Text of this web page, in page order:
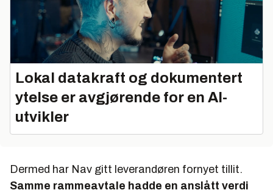
Lokal datakraft og dokumentert
ytelse er avgjørende for en AI-
utvikler
Dermed har Nav gitt leverandøren fornyet tillit.
Samme rammeavtale hadde en anslått verdi